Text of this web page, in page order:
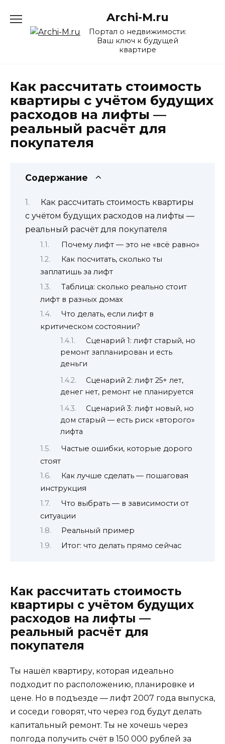
содержанию
Archi-M.ru
Портал о недвижимости:
Ваш ключ к будущей
квартире
Как рассчитать стоимость
квартиры с учётом будущих
расходов на лифты —
реальный расчёт для
покупателя
Содержание
Как рассчитать стоимость квартиры
с учётом будущих расходов на лифты —
реальный расчёт для покупателя
Почему лифт — это не «всё равно»
Как посчитать, сколько ты
заплатишь за лифт
Таблица: сколько реально стоит
лифт в разных домах
Что делать, если лифт в
критическом состоянии?
Сценарий 1: лифт старый, но
ремонт запланирован и есть
деньги
Сценарий 2: лифт 25+ лет,
денег нет, ремонт не планируется
Сценарий 3: лифт новый, но
дом старый — есть риск «второго»
лифта
Частые ошибки, которые дорого
стоят
Как лучше сделать — пошаговая
инструкция
Что выбрать — в зависимости от
ситуации
Реальный пример
Итог: что делать прямо сейчас
Как рассчитать стоимость
квартиры с учётом будущих
расходов на лифты —
реальный расчёт для
покупателя
Ты нашёл квартиру, которая идеально
подходит по расположению, планировке и
цене. Но в подъезде — лифт 2007 года выпуска,
и соседи говорят, что через год будут делать
капитальный ремонт. Ты не хочешь через
полгода получить счёт в 150 000 рублей за